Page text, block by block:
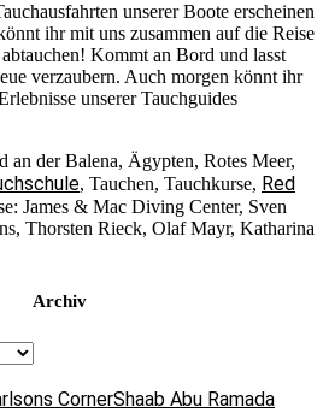
unserer Boote erscheinen
ihr mit uns zusammen auf die Reise
Kommt an Bord und lasst
verzaubern. Auch morgen könnt ihr
unserer Tauchguides
an der Balena, Ägypten, Rotes Meer,
, Tauchen, Tauchkurse, Red
James & Mac Diving Center, Sven
Thorsten Rieck, Olaf Mayr, Katharina
Archiv
CornerShaab Abu Ramada